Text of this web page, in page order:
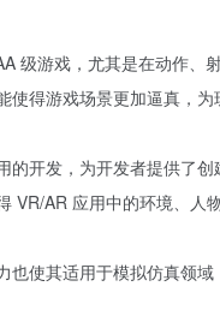
级游戏，尤其是在动作、
得游戏场景更加逼真，为
开发，为开发者提供了创
VR/AR 应用中的环境、人
使其适用于模拟仿真领域